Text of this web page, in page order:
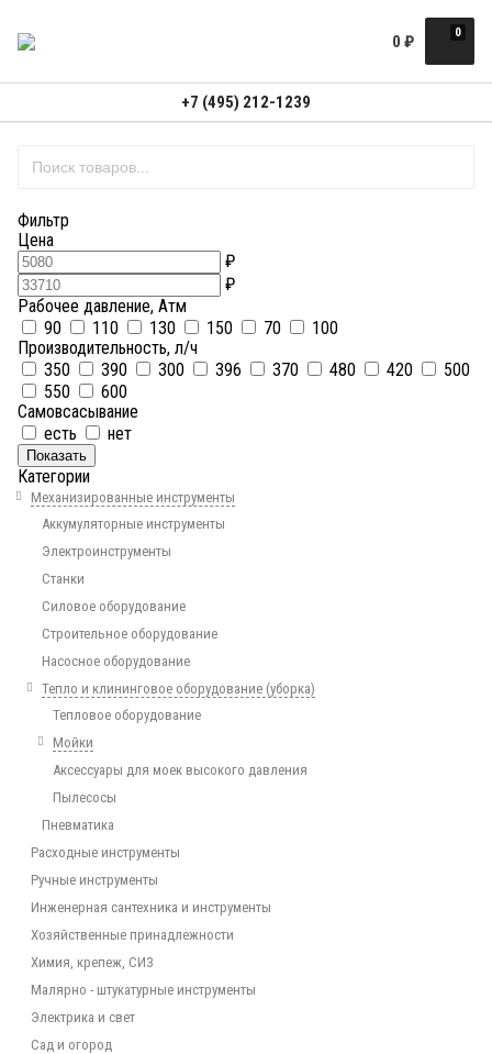
0
0 ₽
+7 (495) 212-1239
Фильтр
Цена
₽
₽
Рабочее давление, Атм
90
110 130 150 70
100
Производительность, л/ч
350
390 300 396 370 480 420
500
550
600
Самовсасывание
есть
нет
Показать
Категории
Механизированные инструменты
Аккумуляторные инструменты
Электроинструменты
Станки
Силовое оборудование
Строительное оборудование
Насосное оборудование
Тепло и клининговое оборудование (уборка)
Тепловое оборудование
Мойки
Аксессуары для моек высокого давления
Пылесосы
Пневматика
Расходные инструменты
Ручные инструменты
Инженерная сантехника и инструменты
Хозяйственные принадлежности
Химия, крепеж, СИЗ
Малярно - штукатурные инструменты
Электрика и свет
Сад и огород